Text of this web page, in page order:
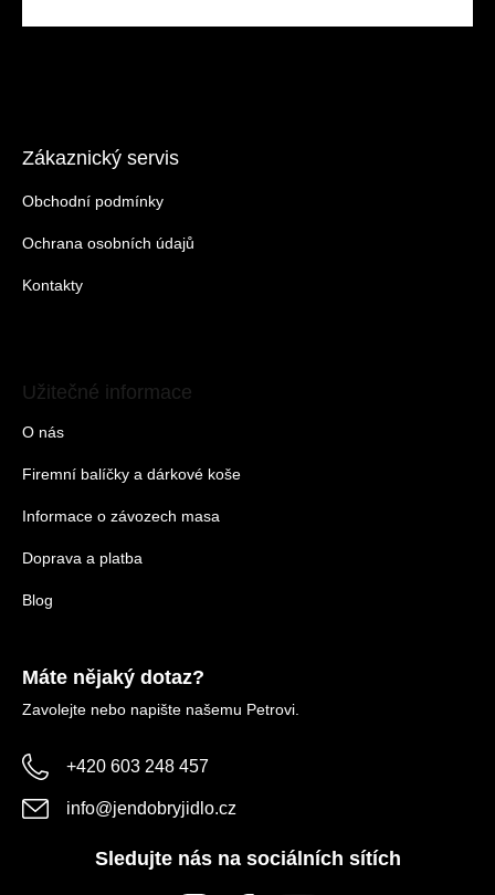
Zákaznický servis
Obchodní podmínky
Ochrana osobních údajů
Kontakty
Užitečné informace
O nás
Firemní balíčky a dárkové koše
Informace o závozech masa
Doprava a platba
Blog
Máte nějaký dotaz?
Zavolejte nebo napište našemu Petrovi.
+420 603 248 457
info@jendobryjidlo.cz
Sledujte nás na sociálních sítích